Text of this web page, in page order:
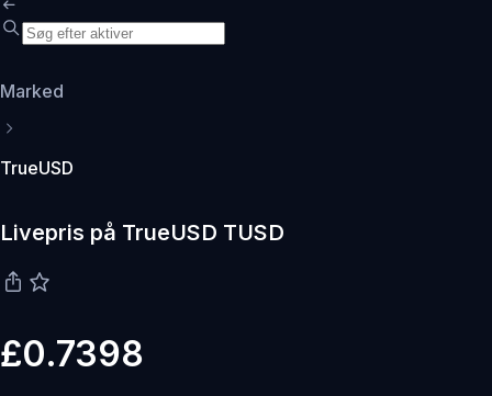
Marked
TrueUSD
Livepris på TrueUSD TUSD
£0.7398